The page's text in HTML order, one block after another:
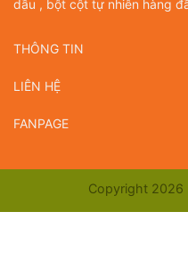
dầu , bột cột tự nhiên hàng
THÔNG TIN
LIÊN HỆ
FANPAGE
Copyright